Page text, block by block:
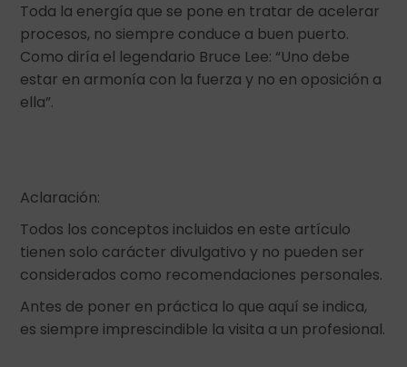
Toda la energía que se pone en tratar de acelerar
procesos, no siempre conduce a buen puerto.
Como diría el legendario Bruce Lee: “Uno debe
estar en armonía con la fuerza y no en oposición a
ella”.
Aclaración:
Todos los conceptos incluidos en este artículo
tienen solo carácter divulgativo y no pueden ser
considerados como recomendaciones personales.
Antes de poner en práctica lo que aquí se indica,
es siempre imprescindible la visita a un profesional.